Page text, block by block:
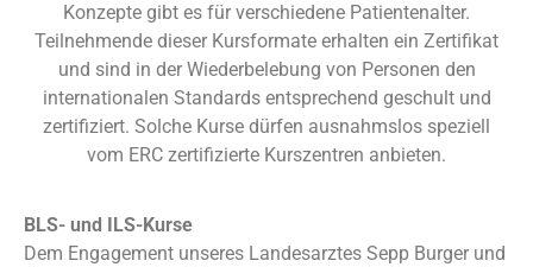
Konzepte gibt es für verschiedene Patientenalter.
Teilnehmende dieser Kursformate erhalten ein Zertifikat
und sind in der Wiederbelebung von Personen den
internationalen Standards entsprechend geschult und
zertifiziert. Solche Kurse dürfen ausnahmslos speziell
vom ERC zertifizierte Kurszentren anbieten.
BLS- und ILS-Kurse
Dem Engagement unseres Landesarztes Sepp Burger und